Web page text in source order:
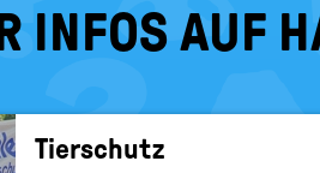
INFOS AUF
Tier­schutz